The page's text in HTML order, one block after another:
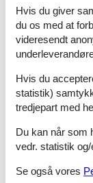
Kan I lide at tage
Lystfiskeri
bras, sandart og
På en dag, hvor
Haderslev Fjord
Turen går fra
Haderslev.
købstads
bymuseet.
På Brundlund
Hvis du giver
du os med at
videresendt
Hvis du
statistik)
tredjepart med
Du kan når som
vedr. statistik
Se også vores